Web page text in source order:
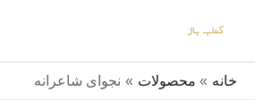
محتوا
خانه محصولات نجوای شاعرانه